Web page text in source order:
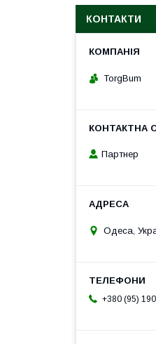
КОНТАКТИ
TorgBum
Партнер
Одеса,
+380 (95)